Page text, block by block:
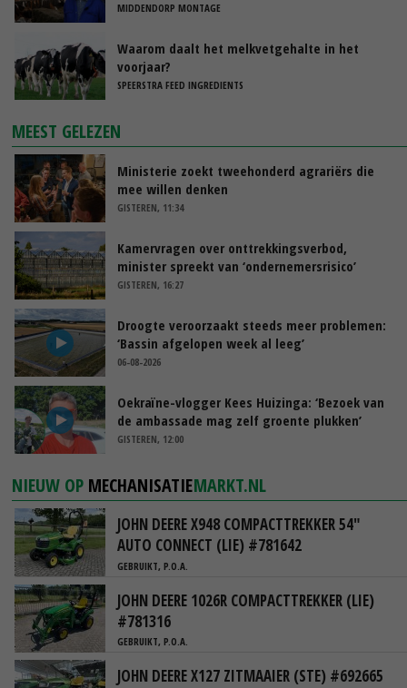
MIDDENDORP MONTAGE
Waarom daalt het melkvetgehalte in het
voorjaar?
SPEERSTRA FEED INGREDIENTS
MEEST GELEZEN
Ministerie zoekt tweehonderd agrariërs die
mee willen denken
GISTEREN, 11:34
Kamervragen over onttrekkingsverbod,
minister spreekt van ‘ondernemersrisico’
GISTEREN, 16:27
Droogte veroorzaakt steeds meer problemen:
‘Bassin afgelopen week al leeg’
06-08-2026
Oekraïne-vlogger Kees Huizinga: ‘Bezoek van
de ambassade mag zelf groente plukken’
GISTEREN, 12:00
NIEUW OP MECHANISATIEMARKT.NL
JOHN DEERE X948 COMPACTTREKKER 54"
AUTO CONNECT (LIE) #781642
GEBRUIKT, P.O.A.
JOHN DEERE 1026R COMPACTTREKKER (LIE)
#781316
GEBRUIKT, P.O.A.
JOHN DEERE X127 ZITMAAIER (STE) #692665